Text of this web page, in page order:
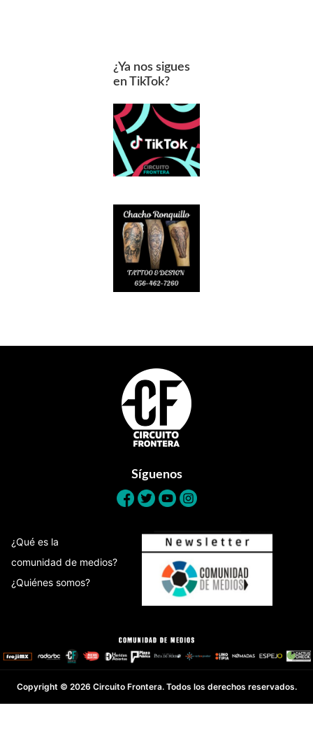
¿Ya nos sigues
en TikTok?
Síguenos
¿Qué es la
comunidad de medios?
¿Quiénes somos?
Copyright © 2026 Circuito Frontera. Todos los derechos reservados.